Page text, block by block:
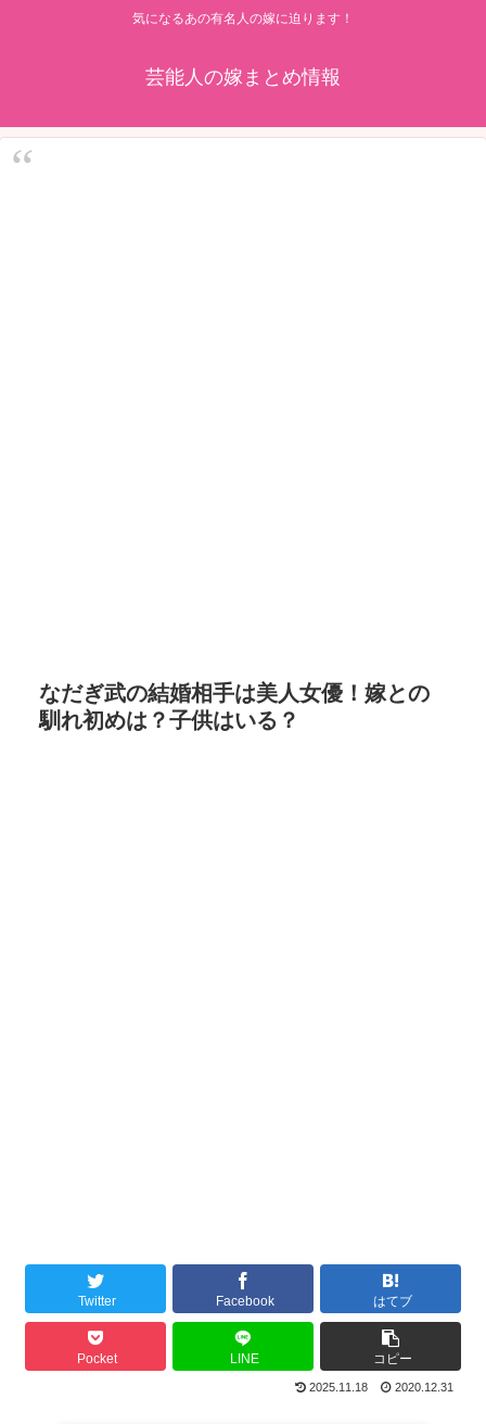
気になるあの有名人の嫁に迫ります！
芸能人の嫁まとめ情報
なだぎ武の結婚相手は美人女優！嫁との
馴れ初めは？子供はいる？
Twitter Facebook はてブ
Pocket LINE コピー
2025.11.18 2020.12.31